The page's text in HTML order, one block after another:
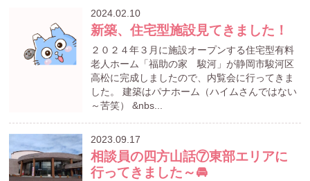
2024.02.10
新築、住宅型施設見てきました！
２０２４年３月に施設オープンする住宅型有料
老人ホーム「福助の家 駿河」が静岡市駿河区
高松に完成しましたので、内覧会に行ってきま
した。 建築はパナホーム（ハイムさんではない
～苦笑） &nbs...
2023.09.17
相談員の四方山話⑦東部エリアに
行ってきました～🚘